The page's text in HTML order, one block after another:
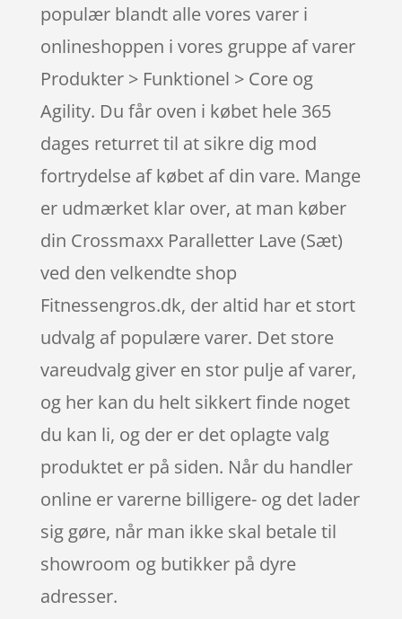
populær blandt alle vores varer i
onlineshoppen i vores gruppe af varer
Produkter > Funktionel > Core og
Agility. Du får oven i købet hele 365
dages returret til at sikre dig mod
fortrydelse af købet af din vare. Mange
er udmærket klar over, at man køber
din Crossmaxx Paralletter Lave (Sæt)
ved den velkendte shop
Fitnessengros.dk, der altid har et stort
udvalg af populære varer. Det store
vareudvalg giver en stor pulje af varer,
og her kan du helt sikkert finde noget
du kan li, og der er det oplagte valg
produktet er på siden. Når du handler
online er varerne billigere- og det lader
sig gøre, når man ikke skal betale til
showroom og butikker på dyre
adresser.